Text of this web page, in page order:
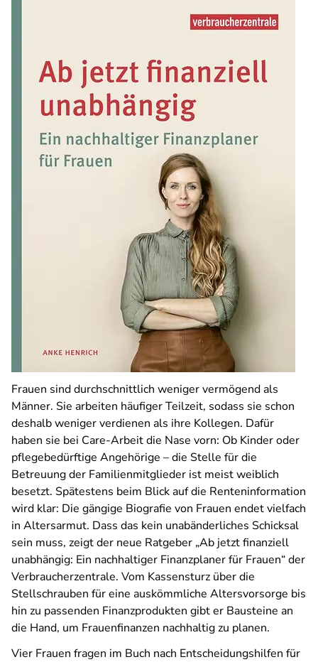
Frauen sind durchschnittlich weniger vermögend als
Männer. Sie arbeiten häufiger Teilzeit, sodass sie schon
deshalb weniger verdienen als ihre Kollegen. Dafür
haben sie bei Care-Arbeit die Nase vorn: Ob Kinder oder
pflegebedürftige Angehörige – die Stelle für die
Betreuung der Familienmitglieder ist meist weiblich
besetzt. Spätestens beim Blick auf die Renteninformation
wird klar: Die gängige Biografie von Frauen endet vielfach
in Altersarmut. Dass das kein unabänderliches Schicksal
sein muss, zeigt der neue Ratgeber „Ab jetzt finanziell
unabhängig: Ein nachhaltiger Finanzplaner für Frauen“ der
Verbraucherzentrale. Vom Kassensturz über die
Stellschrauben für eine auskömmliche Altersvorsorge bis
hin zu passenden Finanzprodukten gibt er Bausteine an
die Hand, um Frauenfinanzen nachhaltig zu planen.
Vier Frauen fragen im Buch nach Entscheidungshilfen für